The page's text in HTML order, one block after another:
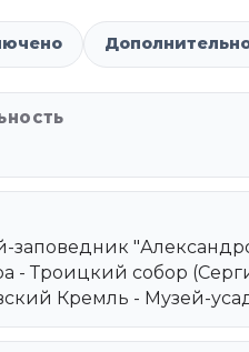
заповедник
- Троицкий собор
Кремль - Музей-